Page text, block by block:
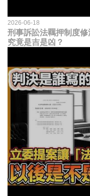
2026-06-18
刑事訴訟法羈押制度
究竟是吉是凶？